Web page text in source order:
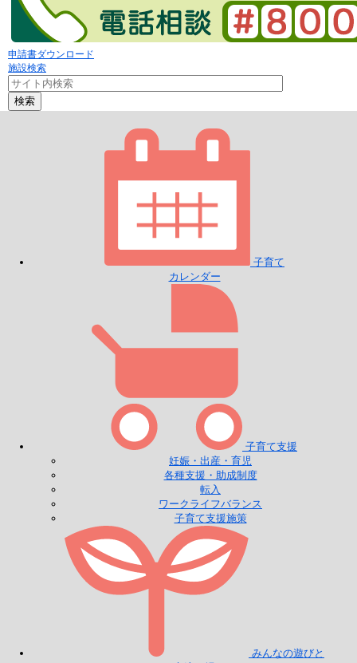
申請書ダウンロード
施設検索
検索
子育て
カレンダー
子育て支援
妊娠・出産・育児
各種支援・助成制度
転入
ワークライフバランス
子育て支援施策
みんなの遊びと